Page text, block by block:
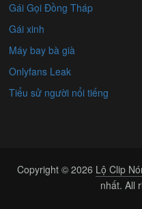
Gái Gọi Đồng Tháp
Gái xinh
Máy bay bà già
Onlyfans Leak
Tiểu sử người nổi tiếng
Copyright © 2026 Lộ Clip
nhất. All